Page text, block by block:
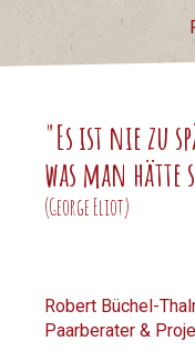
"Es ist nie zu
was man
(George Eliot)
Robert Büchel-
Paarberater &